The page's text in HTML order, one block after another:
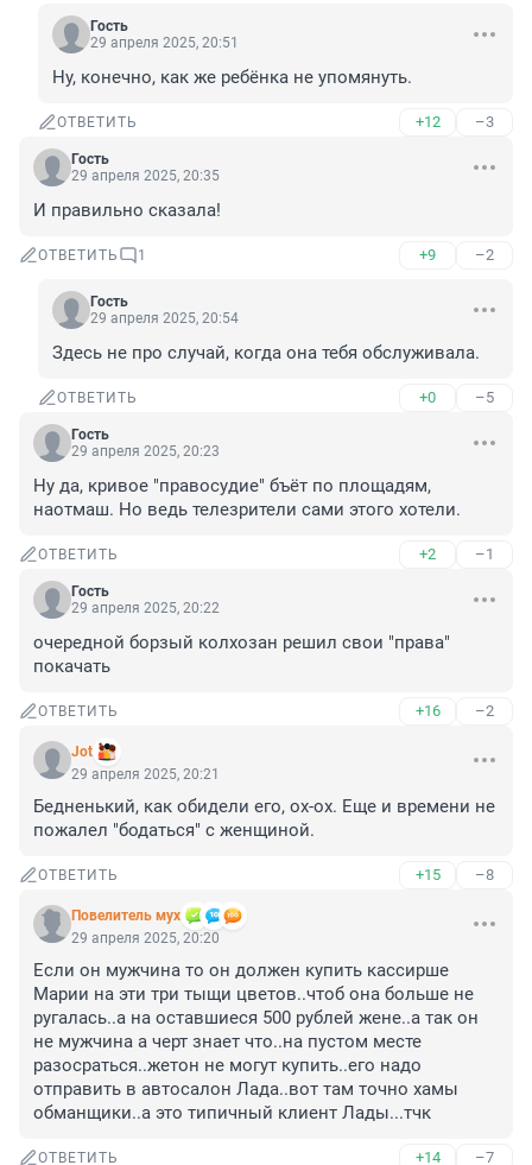
Гость
29 апреля 2025, 20:51
Ну, конечно, как же ребёнка не упомянуть.
ОТВЕТИТЬ +12 –3
Гость
29 апреля 2025, 20:35
И правильно сказала!
ОТВЕТИТЬ 1 +9 –2
Гость
29 апреля 2025, 20:54
Здесь не про случай, когда она тебя обслуживала.
ОТВЕТИТЬ +0 –5
Гость
29 апреля 2025, 20:23
Ну да, кривое "правосудие" бъёт по площадям,
наотмаш. Но ведь телезрители сами этого хотели.
ОТВЕТИТЬ +2 –1
Гость
29 апреля 2025, 20:22
очередной борзый колхозан решил свои "права"
покачать
ОТВЕТИТЬ +16 –2
Jot
29 апреля 2025, 20:21
Бедненький, как обидели его, ох-ох. Еще и времени не
пожалел "бодаться" с женщиной.
ОТВЕТИТЬ +15 –8
Повелитель мух
29 апреля 2025, 20:20
Если он мужчина то он должен купить кассирше
Марии на эти три тыщи цветов..чтоб она больше не
ругалась..а на оставшиеся 500 рублей жене..а так он
не мужчина а черт знает что..на пустом месте
разосраться..жетон не могут купить..его надо
отправить в автосалон Лада..вот там точно хамы
обманщики..а это типичный клиент Лады...тчк
ОТВЕТИТЬ +14 –7